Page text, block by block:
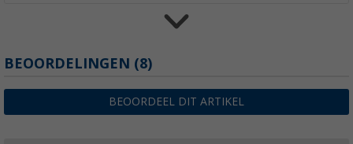
Lilie rechte aansluiting wit geel
vanaf€ 3,99€ 6,99
BEOORDELINGEN (8)
BEOORDEEL DIT ARTIKEL